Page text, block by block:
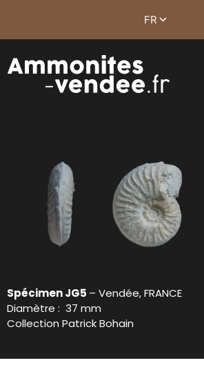
Spécimen JG5 – Vendée, FRANCE
Diamètre : 37 mm
Collection Patrick Bohain